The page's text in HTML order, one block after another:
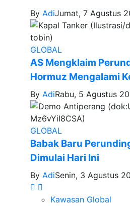
By AdiJumat, 7 Agustus
GLOBAL
AS Mengklaim
Hormuz Mengalami
By AdiRabu, 5 Agustus
GLOBAL
Babak Baru
Dimulai Hari Ini
By AdiSenin, 3 Agustus
Kawasan Global